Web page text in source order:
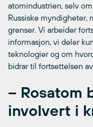
atomindustrien, selv
Russiske myndigheter,
grenser. Vi arbeider
informasjon, vi deler
teknologier og om
bidrar til fortsettelsen
– Rosatom
involvert i